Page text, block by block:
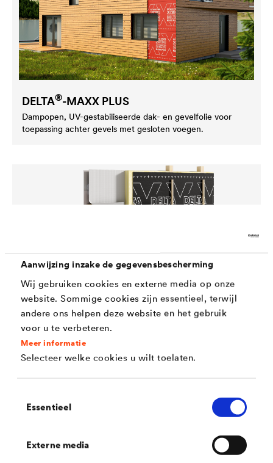
Aanwijzing inzake de gegevensbescherming
Wij gebruiken cookies en externe media op onze
website. Sommige cookies zijn essentieel, terwijl
andere ons helpen deze website en het gebruik
voor u te verbeteren.
Meer informatie
Selecteer welke cookies u wilt toelaten.
Essentieel
Externe media
DELTA®-MAXX PLUS
Dampopen, UV-gestabiliseerde dak- en gevelfolie voor
toepassing achter gevels met gesloten voegen.
DELTA-XX PLUS
Lichte dak- en gevelfolie voor toepassing achter gevels